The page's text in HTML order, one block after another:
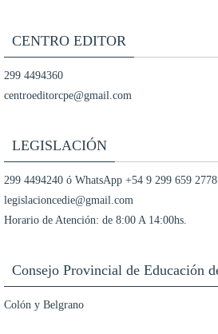
CENTRO EDITOR
299 4494360
centroeditorcpe@gmail.com
LEGISLACIÓN
299 4494240 ó WhatsApp +54 9 299 659 2778
legislacioncedie@gmail.com
Horario de Atención: de 8:00 A 14:00hs.
Consejo Provincial de Educación
Colón y Belgrano